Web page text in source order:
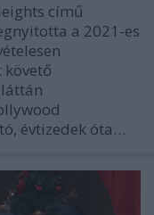
című
a 2021-es
követő
évtizedek óta…